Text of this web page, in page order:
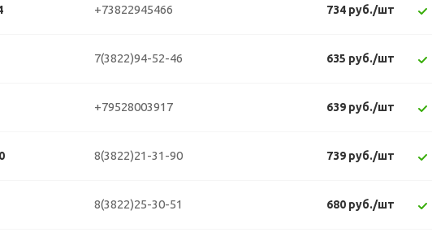
+73822945466 734 руб./шт
7(3822)94-52-46 635 руб./шт
+79528003917 639 руб./шт
8(3822)21-31-90 739 руб./шт
8(3822)25-30-51 680 руб./шт